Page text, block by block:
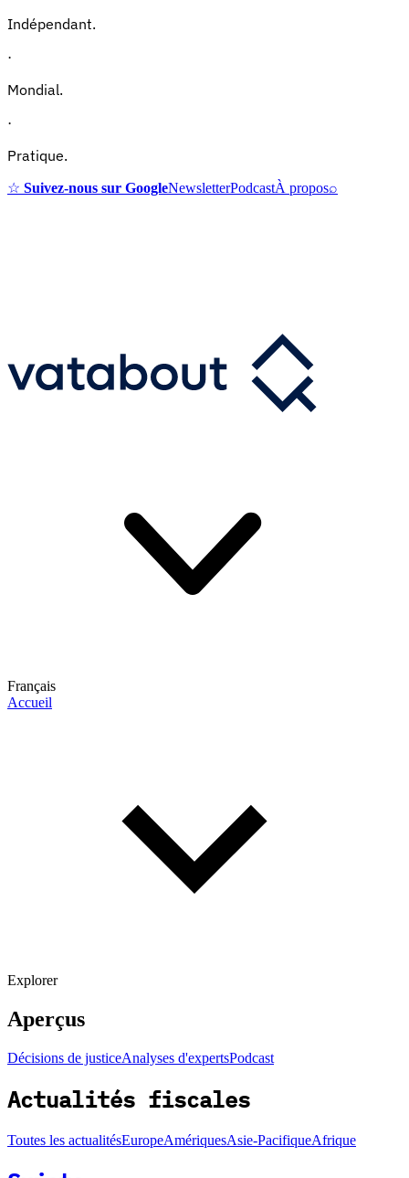
Indépendant.
·
Mondial.
·
Pratique.
☆ Suivez-nous sur GoogleNewsletterPodcastÀ propos⌕
Français
Accueil
Explorer
Aperçus
Décisions de justiceAnalyses d'expertsPodcast
Actualités fiscales
Toutes les actualitésEuropeAmériquesAsie-PacifiqueAfrique